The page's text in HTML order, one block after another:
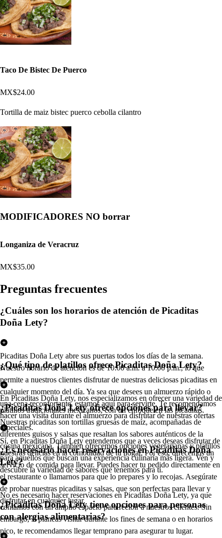
Taco De Bistec De Puerco
MX$24.00
Tortilla de maiz bistec puerco cebolla cilantro
MODIFICADORES NO borrar
Longaniza de Veracruz
MX$35.00
Preguntas frecuentes
¿Cuáles son los horarios de atención de Picaditas
Doña Lety?
Picaditas Doña Lety abre sus puertas todos los días de la semana.
Nuestro horario de atención es de 10:00 a.m. a 10:00 p.m., lo que
permite a nuestros clientes disfrutar de nuestras deliciosas picaditas en
cualquier momento del día. Ya sea que desees un almuerzo rápido o
una cena reconfortante, estamos aquí para servirte. Te recomendamos
hacer una visita durante el almuerzo para disfrutar de nuestras ofertas
especiales.
¿Qué tipo de platillos ofrece Picaditas Doña Lety?
En Picaditas Doña Lety, nos especializamos en ofrecer una variedad de
platillos tradicionales mexicanos, con un enfoque en las picaditas.
Nuestras picaditas son tortillas gruesas de maíz, acompañadas de
diferentes guisos y salsas que resaltan los sabores auténticos de la
cocina mexicana. También ofrecemos opciones vegetarianas y platillos
para aquellos que buscan una experiencia culinaria más ligera. Ven y
descubre la variedad de sabores que tenemos para ti.
¿Picaditas Doña Lety ofrece opciones para llevar?
Sí, en Picaditas Doña Lety entendemos que a veces deseas disfrutar de
nuestras delicias en la comodidad de tu hogar. Por eso, ofrecemos un
servicio de comida para llevar. Puedes hacer tu pedido directamente en
el restaurante o llamarnos para que lo prepares y lo recojas. Asegúrate
de probar nuestras picaditas y salsas, que son perfectas para llevar y
disfrutar en cualquier lugar.
¿Es necesario hacer reservaciones en Picaditas Doña
Lety?
No es necesario hacer reservaciones en Picaditas Doña Lety, ya que
contamos con un amplio espacio para recibir a nuestros clientes. Sin
embargo, si planeas visitar durante los fines de semana o en horarios
pico, te recomendamos llegar temprano para asegurar tu lugar.
¿Picaditas Doña Lety tiene opciones para personas
con alergias alimentarias?